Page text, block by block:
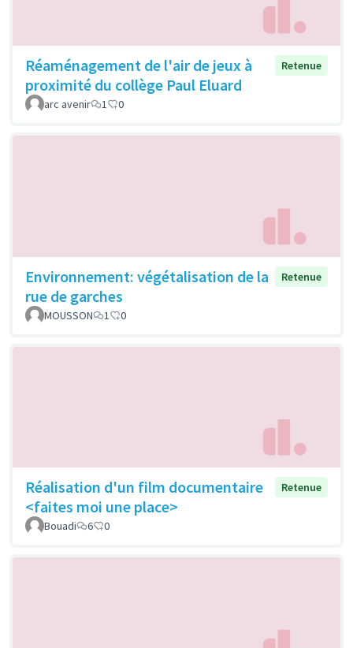
Réaménagement de l'air de jeux à
proximité du collège Paul Eluard
Retenue
arc avenir 1 0
Environnement: végétalisation de la
rue de garches
Retenue
MOUSSON 1 0
Réalisation d'un film documentaire
<faites moi une place>
Retenue
Bouadi 6 0